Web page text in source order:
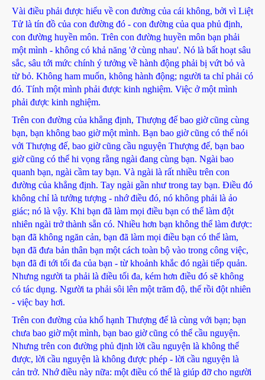
Vài điều phải được hiểu về con đường của cái không, bởi vì Liệt
Tử là tín đồ của con đường đó - con đường của qua phủ định,
con đường huyền môn. Trên con đường huyền môn bạn phải
một mình - không có khả năng 'ở cùng nhau'. Nó là bất hoạt sâu
sắc, sâu tới mức chính ý tưởng về hành động phải bị vứt bỏ và
từ bỏ. Không ham muốn, không hành động; người ta chỉ phải có
đó. Tính một mình phải được kinh nghiệm. Việc ở một mình
phải được kinh nghiệm.
Trên con đường của khẳng định, Thượng đế bao giờ cũng cùng
bạn, bạn không bao giờ một mình. Bạn bao giờ cũng có thể nói
với Thượng đế, bao giờ cũng cầu nguyện Thượng đế, bạn bao
giờ cũng có thể hi vọng rằng ngài đang cùng bạn. Ngài bao
quanh bạn, ngài cầm tay bạn. Và ngài là rất nhiều trên con
đường của khẳng định. Tay ngài gần như trong tay bạn. Điều đó
không chỉ là tưởng tượng - nhớ điều đó, nó không phải là ảo
giác; nó là vậy. Khi bạn đã làm mọi điều bạn có thể làm đột
nhiên ngài trở thành sẵn có. Nhiều hơn bạn không thể làm được:
bạn đã không ngăn cản, bạn đã làm mọi điều bạn có thể làm,
bạn đã đưa bản thân bạn một cách toàn bộ vào trong công việc,
bạn đã đi tới tối đa của bạn - từ khoảnh khắc đó ngài tiếp quản.
Nhưng người ta phải là điều tối đa, kém hơn điều đó sẽ không
có tác dụng. Người ta phải sôi lên một trăm độ, thế rồi đột nhiên
- việc bay hơi.
Trên con đường của khổ hạnh Thượng đế là cùng với bạn; bạn
chưa bao giờ một mình, bạn bao giờ cũng có thể cầu nguyện.
Nhưng trên con đường phủ định lời cầu nguyện là không thể
được, lời cầu nguyện là không được phép - lời cầu nguyện là
cản trở. Nhớ điều này nữa: một điều có thể là giúp đỡ cho người